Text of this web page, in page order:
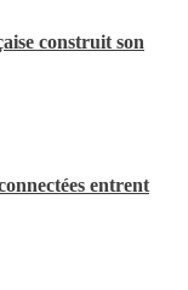
construit son
entrent